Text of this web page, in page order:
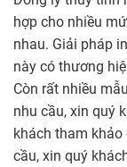
hợp cho nhiều
nhau. Giải pháp
này có thương
Còn rất nhiều
nhu cầu, xin quý
khách tham khảo
cầu, xin quý